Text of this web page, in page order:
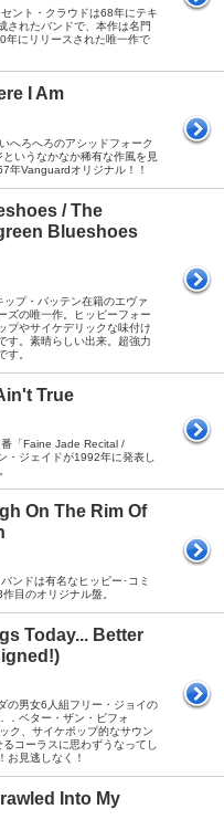
ント・クラウドは68年にテキ
されたバンドで、本作は名門
年にリリースされた唯一作で
I Am
へろへろのアシッドフォーク
いうなかなか稀有な作風を見
年Vanguardオリジナル！！
/ The
Blueshoes
プ・バッテン在籍のエヴァ
ズの唯一作。ヒッピーフォー
プやサイケデリックな味付け
す。素晴らしい出来。超強力
す。
True
「Faine Jade Recital /
・ジェイドが1992年に発表し
On The Rim Of
ンドは有名なヒッピー･コミ
目のオリジナル盤。
Today... Better
の男女6人組フリー・ジョイの
．ベター・ザン・ビフォ
ク、サイケポップ的なサウン
コーラスに思わずうなってし
お見逃しなく！
Into My